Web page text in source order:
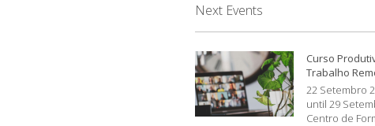
Next Events
Curso
Trabalho
22 Setembro
until 29
Centro de